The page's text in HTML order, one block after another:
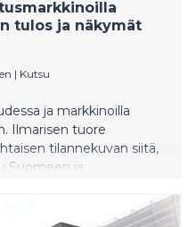
tulos ja näkymät
| Kutsu
ja markkinoilla
Ilmarisen tuore
tilannekuvan siitä,
Suomeen ja